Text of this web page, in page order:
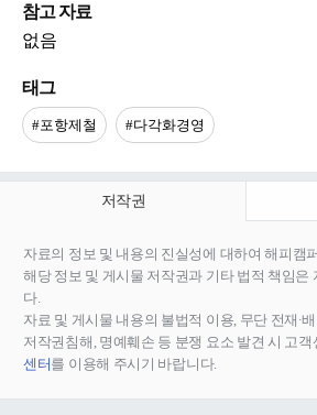
참고 자료
없음
태그
#포항제철 #다각화경영
저작권
자료의 정보 및 내용의 진실성에 대하여 해피캠
해당 정보 및 게시물 저작권과 기타 법적 책임은
다.
자료 및 게시물 내용의 불법적 이용, 무단 전재∙
저작권침해, 명예훼손 등 분쟁 요소 발견 시 고객
센터를 이용해 주시기 바랍니다.